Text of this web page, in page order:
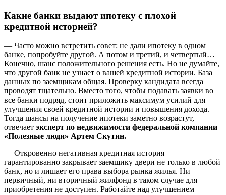
Какие банки выдают ипотеку с плохой
кредитной историей?
— Часто можно встретить совет: не дали ипотеку в одном
банке, попробуйте другой. А потом и третий, и четвертый…
Конечно, шанс положительного решения есть. Но не думайте,
что другой банк не узнает о вашей кредитной истории. База
данных по заемщикам общая. Проверку кандидата всегда
проводят тщательно. Вместо того, чтобы подавать заявки во
все банки подряд, стоит приложить максимум усилий для
улучшения своей кредитной истории и повышения дохода.
Тогда шансы на получение ипотеки заметно возрастут, —
отвечает эксперт по недвижимости федеральной компании
«Полезные люди» Артем Скутин.
— Откровенно негативная кредитная история
гарантированно закрывает заемщику двери не только в любой
банк, но и лишает его права выбора рынка жилья. Ни
первичный, ни вторичный жилфонд в таком случае для
приобретения не доступен. Работайте над улучшением